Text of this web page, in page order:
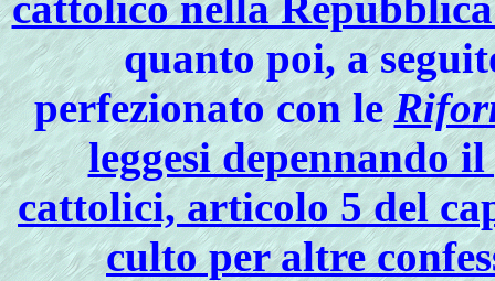
quanto poi, a
perfezionato con le
leggesi depennando
cattolici, articolo 5 del
culto per altre